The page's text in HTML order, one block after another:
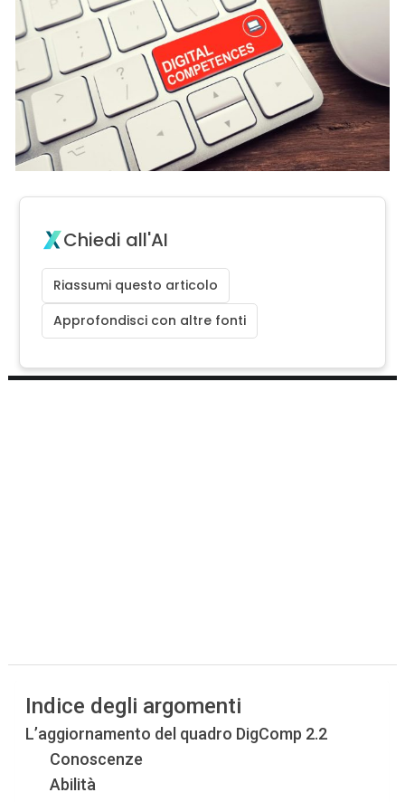
Chiedi all'AI
Riassumi questo articolo
Approfondisci con altre fonti
Indice degli argomenti
L’aggiornamento del quadro DigComp 2.2
Conoscenze
Abilità